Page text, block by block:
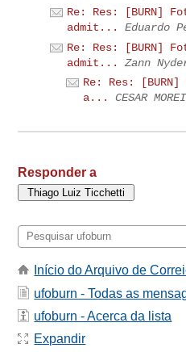
Re: Res: [BURN]
admit...
Eduardo
Re: Res: [BURN]
admit...
Zann
Re: Res:
a...
CESAR
Responder a
Início do Arquivo de
ufoburn - Todas as
ufoburn - Acerca da lista
Expandir